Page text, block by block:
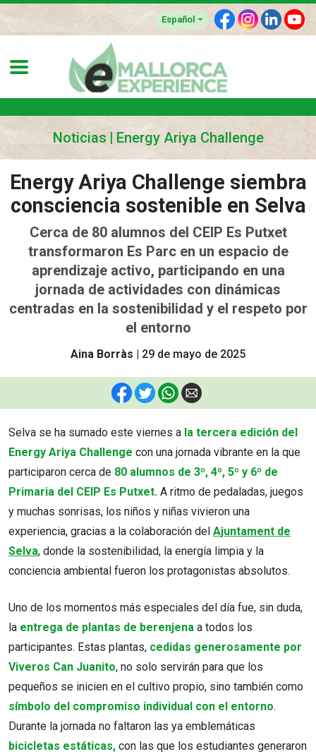
Español F I L Y
Noticias Energy Ariya Challenge
Energy Ariya Challenge siembra
consciencia sostenible en Selva
Cerca de 80 alumnos del CEIP Es Putxet
transformaron Es Parc en un espacio de
aprendizaje activo, participando en una
jornada de actividades con dinámicas
centradas en la sostenibilidad y el respeto por
el entorno
Aina Borràs 29 de mayo de 2025
F T W E
Selva se ha sumado este viernes a la tercera edición del
Energy Ariya Challenge con una jornada vibrante en la que
participaron cerca de 80 alumnos de 3º, 4º, 5º y 6º de
Primaria del CEIP Es Putxet. A ritmo de pedaladas, juegos
y muchas sonrisas, los niños y niñas vivieron una
experiencia, gracias a la colaboración del Ajuntament de
Selva, donde la sostenibilidad, la energía limpia y la
conciencia ambiental fueron los protagonistas absolutos.
Uno de los momentos más especiales del día fue, sin duda,
la entrega de plantas de berenjena a todos los
participantes. Estas plantas, cedidas generosamente por
Viveros Can Juanito, no solo servirán para que los
pequeños se inicien en el cultivo propio, sino también como
símbolo del compromiso individual con el entorno.
Durante la jornada no faltaron las ya emblemáticas
bicicletas estáticas, con las que los estudiantes generaron